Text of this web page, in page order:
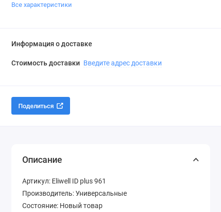
Все характеристики
Информация о доставке
Стоимость доставки Введите адрес доставки
Поделиться
Описание
Артикул: Eliwell ID plus 961
Производитель: Универсальные
Состояние: Новый товар